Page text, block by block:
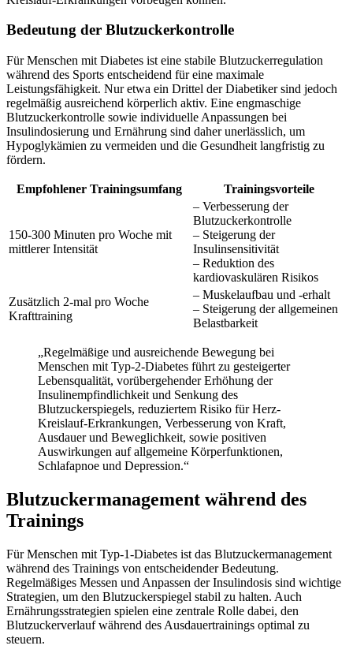
Bedeutung der Blutzuckerkontrolle
Für Menschen mit Diabetes ist eine stabile Blutzuckerregulation
während des Sports entscheidend für eine maximale
Leistungsfähigkeit. Nur etwa ein Drittel der Diabetiker sind jedoch
regelmäßig ausreichend körperlich aktiv. Eine engmaschige
Blutzuckerkontrolle sowie individuelle Anpassungen bei
Insulindosierung und Ernährung sind daher unerlässlich, um
Hypoglykämien zu vermeiden und die Gesundheit langfristig zu
fördern.
Empfohlener Trainingsumfang Trainingsvorteile
150-300 Minuten pro Woche mit
mittlerer Intensität
– Verbesserung der
Blutzuckerkontrolle
– Steigerung der
Insulinsensitivität
– Reduktion des
kardiovaskulären Risikos
Zusätzlich 2-mal pro Woche
Krafttraining
– Muskelaufbau und -erhalt
– Steigerung der allgemeinen
Belastbarkeit
„Regelmäßige und ausreichende Bewegung bei
Menschen mit Typ-2-Diabetes führt zu gesteigerter
Lebensqualität, vorübergehender Erhöhung der
Insulinempfindlichkeit und Senkung des
Blutzuckerspiegels, reduziertem Risiko für Herz-
Kreislauf-Erkrankungen, Verbesserung von Kraft,
Ausdauer und Beweglichkeit, sowie positiven
Auswirkungen auf allgemeine Körperfunktionen,
Schlafapnoe und Depression.“
Blutzuckermanagement während des
Trainings
Für Menschen mit Typ-1-Diabetes ist das Blutzuckermanagement
während des Trainings von entscheidender Bedeutung.
Regelmäßiges Messen und Anpassen der Insulindosis sind wichtige
Strategien, um den Blutzuckerspiegel stabil zu halten. Auch
Ernährungsstrategien spielen eine zentrale Rolle dabei, den
Blutzuckerverlauf während des Ausdauertrainings optimal zu
steuern.